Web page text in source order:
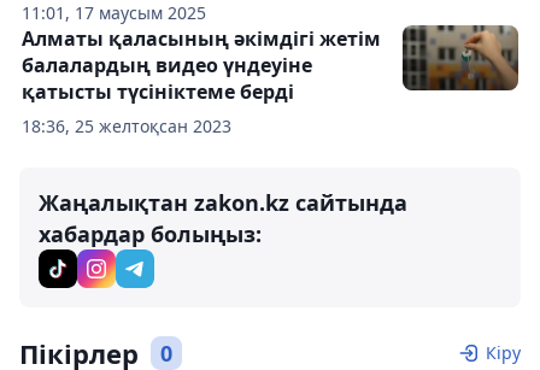
11:01, 17 маусым 2025
18:36, 25 желтоқсан 2023
Алматы қаласының әкімдігі жетім
балалардың видео үндеуіне
қатысты түсініктеме берді
Жаңалықтан zakon.kz сайтында
хабардар болыңыз:
Пікірлер 0 Кіру